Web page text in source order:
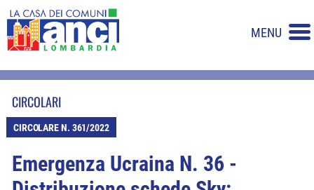
MENU
CIRCOLARI
CIRCOLARE N. 361/2022
Emergenza Ucraina N. 36 -